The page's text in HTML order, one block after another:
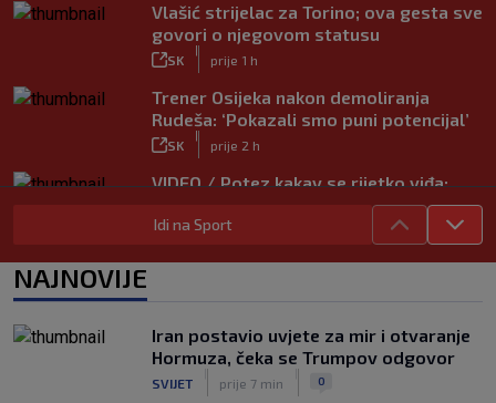
Vlašić strijelac za Torino; ova gesta sve
govori o njegovom statusu
SK prije 1 h
Trener Osijeka nakon demoliranja
Rudeša: ‘Pokazali smo puni potencijal’
SK prije 2 h
VIDEO / Potez kakav se rijetko viđa:
Kada pomoć nije stigla, na rukama je
iznio suigrača u bolovima
SK prije 3 h
Dinamo u finalu Ramljaka! Sutra protiv
Ajaxa na glavnom terenu Maksimira
Idi na Sport
NAJNOVIJE
Iran postavio uvjete za mir i otvaranje
Hormuza, čeka se Trumpov odgovor
SVIJET prije 7 min 0